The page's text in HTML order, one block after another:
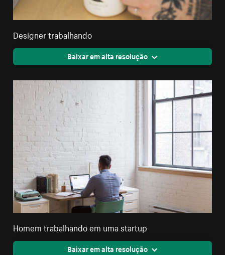
Designer trabalhando
Baixar em alta resolução
Homem trabalhando em uma startup
Baixar em alta resolução